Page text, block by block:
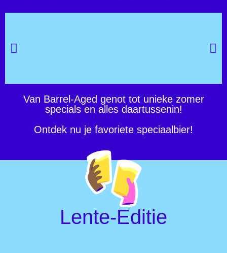
Hooglander Bier
Van Barrel-Aged genot tot unieke zomer
specials en alles daartussenin!
Ontdek nu je favoriete speciaalbier!
Lente-Editie